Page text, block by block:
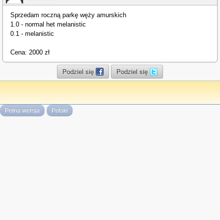
Sprzedam roczną parkę węży amurskich
1.0 - normal het melanistic
0.1 - melanistic
Cena: 2000 zł
Podziel się Podziel się
Pełna wersja Polski